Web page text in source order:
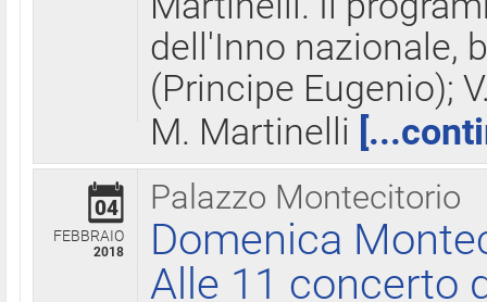
dell'Inno nazionale,
(Principe Eugenio);
M. Martinelli
Palazzo Montecitorio
04
FEBBRAIO
2018
Domenica
Alle 11 concerto